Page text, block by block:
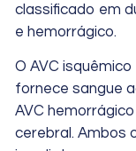
classificado em
e hemorrágico.
O AVC
fornece sangue
AVC
cerebral. Ambos